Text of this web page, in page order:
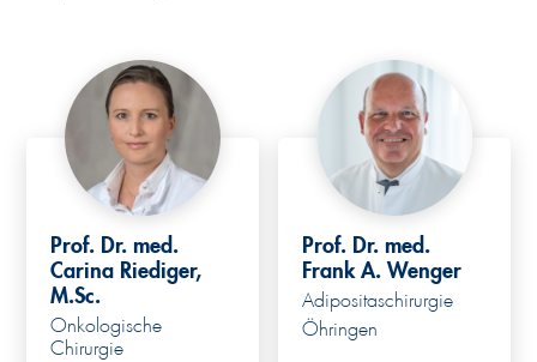
Prof. Dr. med.
Carina Riediger,
M.Sc.
Onkologische
Chirurgie
Prof. Dr. med.
Frank A. Wenger
Adipositaschirurgie
Öhringen